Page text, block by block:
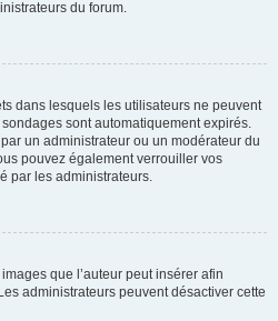
du forum.
dans lesquels les utilisateurs ne peuvent
sont automatiquement expirés.
un administrateur ou un modérateur du
pouvez également verrouiller vos
par les administrateurs.
que l’auteur peut insérer afin
administrateurs peuvent désactiver cette